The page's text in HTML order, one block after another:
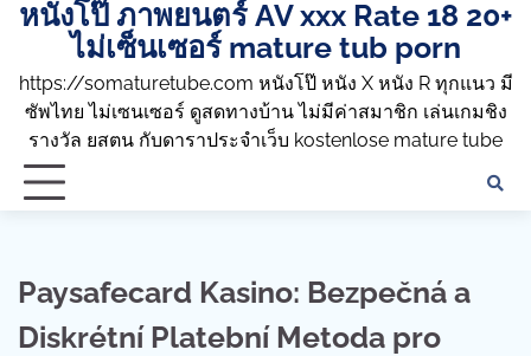
Skipหนังโป๊ ภาพยนตร์ AV xxx Rate 18 20+
ไม่เซ็นเซอร์ mature tub porn
https://somaturetube.com หนังโป๊ หนัง X หนัง R ทุกแนว มี
ซัพไทย ไม่เซนเซอร์ ดูสดทางบ้าน ไม่มีค่าสมาชิก เล่นเกมชิง
รางวัล ยสตน กับดาราประจำเว็บ kostenlose mature tube
Paysafecard Kasino: Bezpečná a
Diskrétní Platební Metoda pro